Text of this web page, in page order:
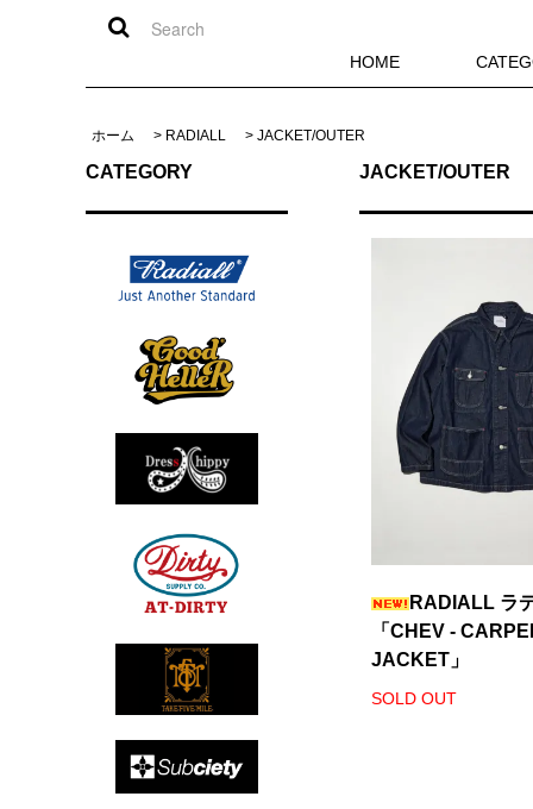
HOME
ホーム > RADIALL > JACKET/OUTER
CATEGORY JACKET/OUTER
RADIALL ラ
「CHEV -
JACKET」
SOLD OUT